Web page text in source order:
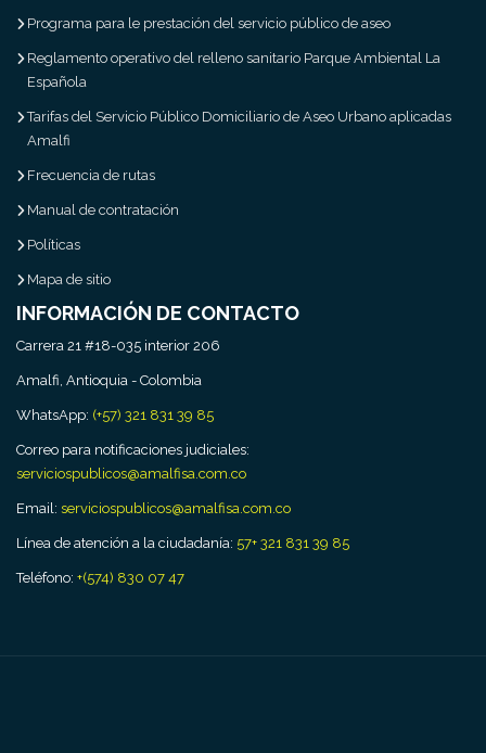
Programa para le prestación del servicio público de aseo
Reglamento operativo del relleno sanitario Parque Ambiental La
Española
Tarifas del Servicio Público Domiciliario de Aseo Urbano aplicadas
Amalfi
Frecuencia de rutas
Manual de contratación
Políticas
Mapa de sitio
INFORMACIÓN DE CONTACTO
Carrera 21 #18-035 interior 206
Amalfi, Antioquia - Colombia
WhatsApp: (+57) 321 831 39 85
Correo para notificaciones judiciales:
serviciospublicos@amalfisa.com.co
Email: serviciospublicos@amalfisa.com.co
Línea de atención a la ciudadanía: 57+ 321 831 39 85
Teléfono: +(574) 830 07 47